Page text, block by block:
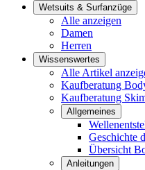
Wetsuits & Surfanzüge
Alle anzeigen
Damen
Herren
Wissenswertes
Alle Artikel
Kaufberatung
Kaufberatung
Allgemeines
Geschichte
Übersicht
Anleitungen